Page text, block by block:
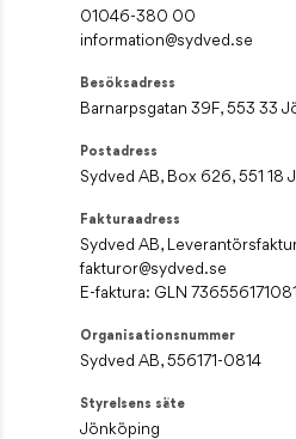
01046-380 00
information@sydved.se
Besöksadress
Barnarpsgatan 39F, 553 33
Postadress
Sydved AB, Box 626, 551 18
Fakturaadress
Sydved AB,
fakturor@sydved.se
E-faktura: GLN
Organisationsnummer
Sydved AB, 556171-0814
Styrelsens säte
Jönköping